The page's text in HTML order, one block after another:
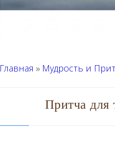
Главная » Мудрость и
Притча для